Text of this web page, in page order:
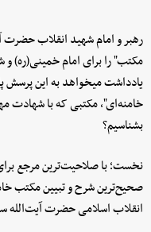
رهبر و امام شهید انقلاب حضرت
مکتب" را برای امام خمینی(ره) و
یادداشت میخواهد به این
خامنه‌ای"، مکتبی که با شهادت
بشناسیم؟
نخست؛ با صلاحیت‌ترین مرجع
صحیح‌ترین شرح و تبیین مکتب
انقلاب اسلامی حضرت